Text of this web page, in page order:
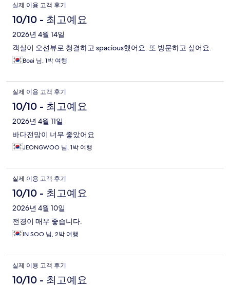
실제 이용 고객 후기
10/10 - 최고예요
2026년 4월 14일
객실이 오션뷰로 청결하고 spacious했어요. 또 방문하고 싶어요.
Boai 님, 1박 여행
실제 이용 고객 후기
10/10 - 최고예요
2026년 4월 11일
바다전망이 너무 좋았어요
JEONGWOO 님, 1박 여행
실제 이용 고객 후기
10/10 - 최고예요
2026년 4월 10일
전경이 매우 좋습니다.
IN SOO 님, 2박 여행
실제 이용 고객 후기
10/10 - 최고예요